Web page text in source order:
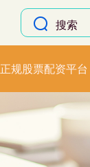
正规股票配资平台